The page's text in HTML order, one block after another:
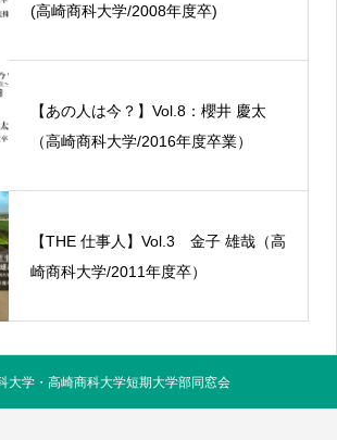
(高崎商科大学/2008年度卒)
【あの人は今？】Vol.8：櫻井 慶太
（高崎商科大学/2016年度卒業）
【THE 仕事人】Vol.3 金子 雄哉（高
崎商科大学/2011年度卒）
大学・高崎商科大学短期大学部同窓会